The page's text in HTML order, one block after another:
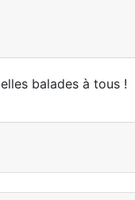
balades à tous !